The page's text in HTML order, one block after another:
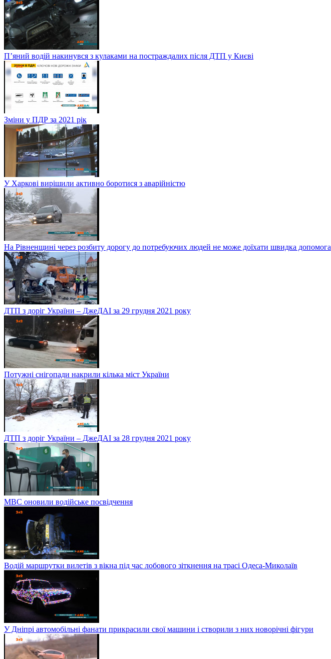
П’яний водій накинувся з кулаками на постраждалих після ДТП у Києві
Зміни у ПДР за 2021 рік
У Харкові вирішили активно боротися з аварійністю
На Рівненщині через розбиту дорогу до потребуючих людей не може доїхати швидка допомога
ДТП з доріг України – ДжеДАІ за 29 грудня 2021 року
Потужні снігопади накрили кілька міст України
ДТП з доріг України – ДжеДАІ за 28 грудня 2021 року
МВС оновили водійське посвідчення
Водій маршрутки вилетів з вікна під час лобового зіткнення на трасі Одеса-Миколаїв
У Дніпрі автомобільні фанати прикрасили свої машини і створили з них новорічні фігури